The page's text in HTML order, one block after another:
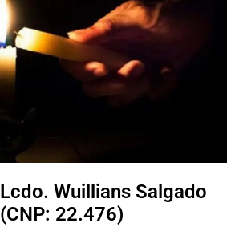
Lcdo. Wuillians Salgado
(CNP: 22.476)